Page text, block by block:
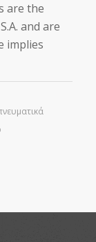
are the
and are
implies